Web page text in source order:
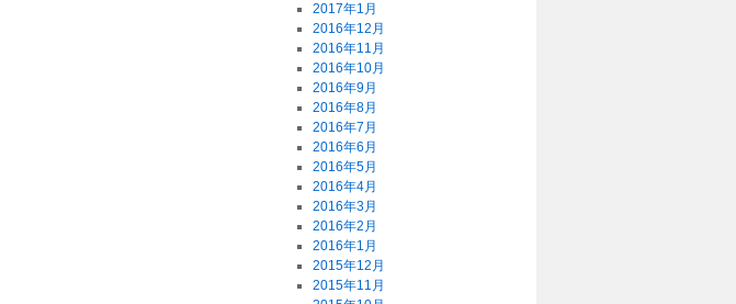
2017年1月
2016年12月
2016年11月
2016年10月
2016年9月
2016年8月
2016年7月
2016年6月
2016年5月
2016年4月
2016年3月
2016年2月
2016年1月
2015年12月
2015年11月